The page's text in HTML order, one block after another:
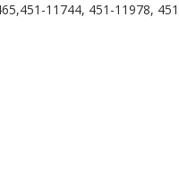
11744, 451-11978,